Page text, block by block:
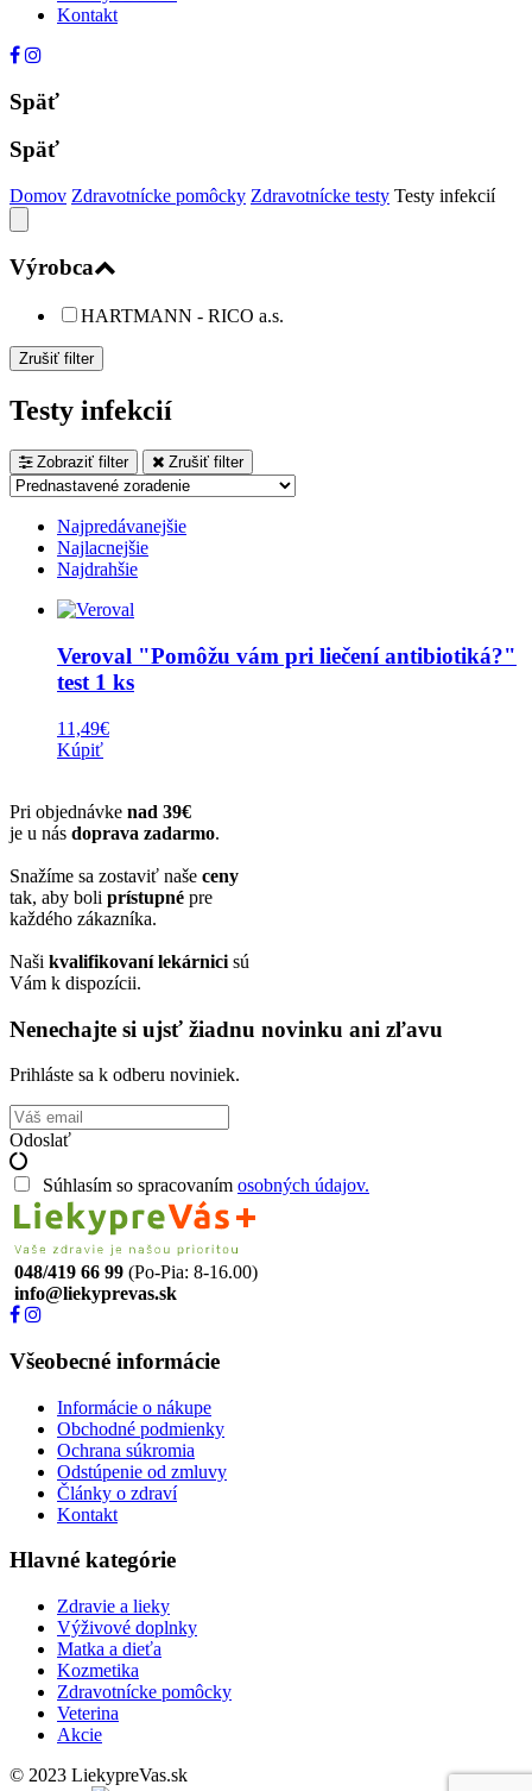
Kontakt
Späť
Späť
Domov Zdravotnícke pomôcky Zdravotnícke testy Testy infekcií
Výrobca
HARTMANN - RICO a.s.
Zrušiť filter
Testy infekcií
Zobraziť filter Zrušiť filter
Najpredávanejšie
Najlacnejšie
Najdrahšie
Veroval "Pomôžu vám pri liečení antibiotiká?"
test 1 ks
11,49€
Kúpiť
Pri objednávke nad 39€
je u nás doprava zadarmo.
Snažíme sa zostaviť naše ceny
tak, aby boli prístupné pre
každého zákazníka.
Naši kvalifikovaní lekárnici sú
Vám k dispozícii.
Nenechajte si ujsť žiadnu novinku ani zľavu
Prihláste sa k odberu noviniek.
Odoslať
Súhlasím so spracovaním osobných údajov.
048/419 66 99 (Po-Pia: 8-16.00)
info@liekyprevas.sk
Všeobecné informácie
Informácie o nákupe
Obchodné podmienky
Ochrana súkromia
Odstúpenie od zmluvy
Články o zdraví
Kontakt
Hlavné kategórie
Zdravie a lieky
Výživové doplnky
Matka a dieťa
Kozmetika
Zdravotnícke pomôcky
Veterina
Akcie
© 2023 LiekypreVas.sk